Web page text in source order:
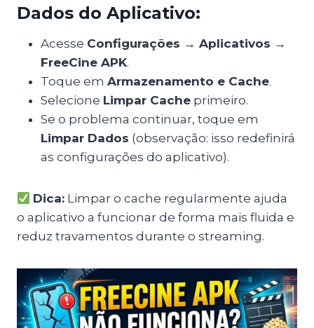
Dados do Aplicativo:
Acesse Configurações → Aplicativos →
FreeCine APK.
Toque em Armazenamento e Cache.
Selecione Limpar Cache primeiro.
Se o problema continuar, toque em
Limpar Dados (observação: isso redefinirá
as configurações do aplicativo).
Dica: Limpar o cache regularmente ajuda
o aplicativo a funcionar de forma mais fluida e
reduz travamentos durante o streaming.